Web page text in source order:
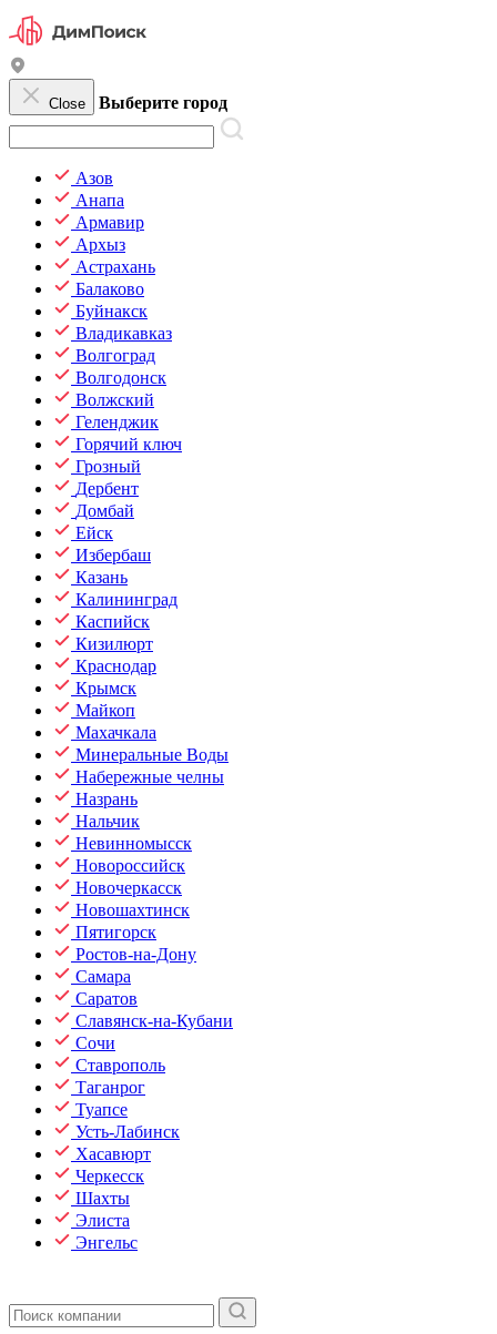
Close Выберите город
Азов
Анапа
Армавир
Архыз
Астрахань
Балаково
Буйнакск
Владикавказ
Волгоград
Волгодонск
Волжский
Геленджик
Горячий ключ
Грозный
Дербент
Домбай
Ейск
Избербаш
Казань
Калининград
Каспийск
Кизилюрт
Краснодар
Крымск
Майкоп
Махачкала
Минеральные Воды
Набережные челны
Назрань
Нальчик
Невинномысск
Новороссийск
Новочеркасск
Новошахтинск
Пятигорск
Ростов-на-Дону
Самара
Саратов
Славянск-на-Кубани
Сочи
Ставрополь
Таганрог
Туапсе
Усть-Лабинск
Хасавюрт
Черкесск
Шахты
Элиста
Энгельс